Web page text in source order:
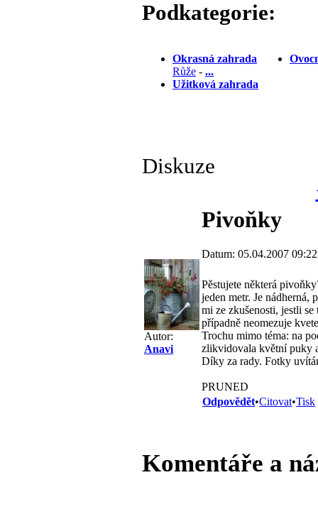
Podkategorie:
Okrasná zahrada
Růže - ...
Užitková zahrada
Diskuze
Autor:
Anavi
Pivoňky
Datum: 05.04.2007 09:22
Pěstujete některá
jeden metr. Je nádherná,
mi ze zkušenosti, jestli
případně neomezuje
Trochu mimo téma: na
zlikvidovala květní puky
Díky za rady. Fotky
PRUNED
Odpovědět•Citovat•Tisk
Komentáře a